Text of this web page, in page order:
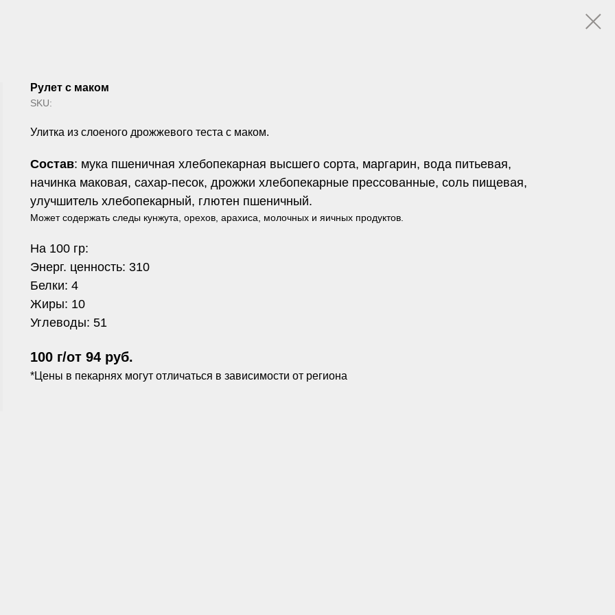
Рулет с маком
SKU:
Улитка из слоеного дрожжевого теста с маком.
Состав: мука пшеничная хлебопекарная высшего сорта, маргарин, вода питьевая,
начинка маковая, сахар-песок, дрожжи хлебопекарные прессованные, соль пищевая,
улучшитель хлебопекарный, глютен пшеничный.
Может содержать следы кунжута, орехов, арахиса, молочных и яичных продуктов.
На 100 гр:
Энерг. ценность: 310
Белки: 4
Жиры: 10
Углеводы: 51
100 г/от 94 руб.
*Цены в пекарнях могут отличаться в зависимости от региона